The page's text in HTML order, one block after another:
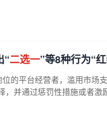
“二选一”等8种行为“
的平台经营者，滥用市场
并通过惩罚性措施或者激